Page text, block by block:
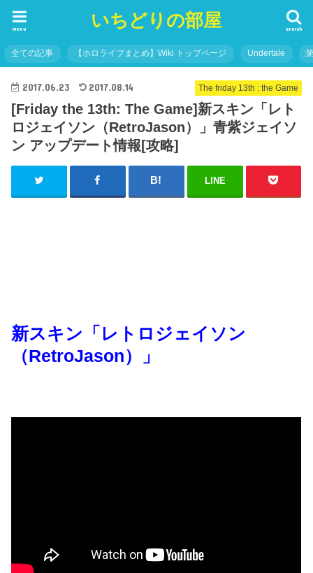
いちどりの部屋 search
menu
全ての記事 【ホロライブまとめ】Wiki トップページ Undertale
The friday 13th : the Game
2017.06.23 2017.08.14
[Friday the 13th: The Game]新スキン「レト
ロジェイソン（RetroJason）」青紫ジェイソ
ン アップデート情報[攻略]
LINE
新スキン「レトロジェイソン
（RetroJason）」